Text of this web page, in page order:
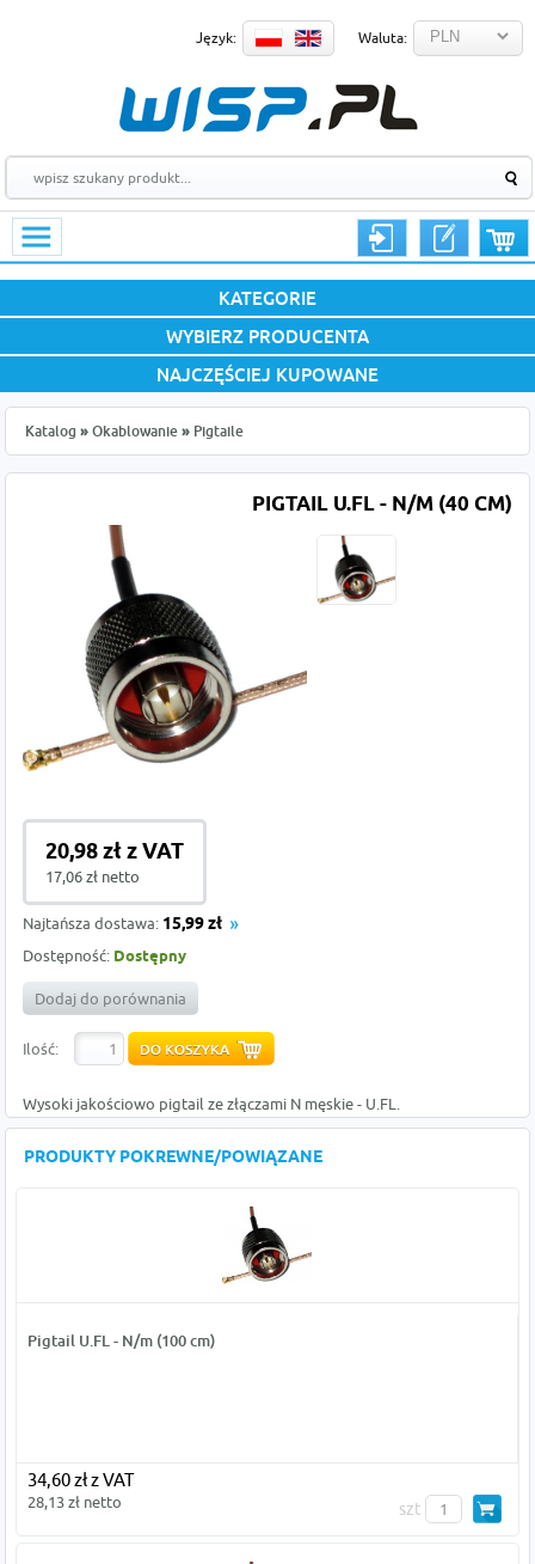
Język: Waluta:
KATEGORIE
WYBIERZ PRODUCENTA
NAJCZĘŚCIEJ KUPOWANE
Katalog » Okablowanie » Pigtaile
PIGTAIL U.FL - N/M (40 CM)
20,98 zł z VAT
17,06 zł netto
Najtańsza dostawa: 15,99 zł
Dostępność: Dostępny
Dodaj do porównania
Ilość:
Wysoki jakościowo pigtail ze złączami N męskie - U.FL.
PRODUKTY POKREWNE/POWIĄZANE
Pigtail U.FL - N/m (100 cm)
34,60 zł z VAT
28,13 zł netto szt